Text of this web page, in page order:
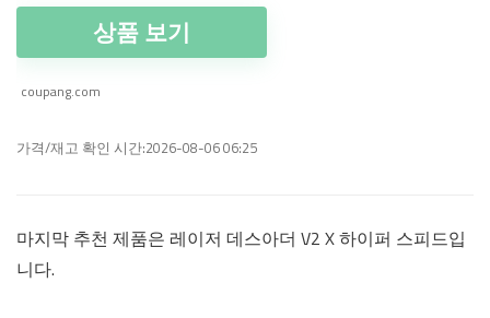
상품 보기
coupang.com
가격/재고 확인 시간:2026-08-06 06:25
마지막 추천 제품은 레이저 데스아더 V2 X 하이퍼 스피드입
니다.